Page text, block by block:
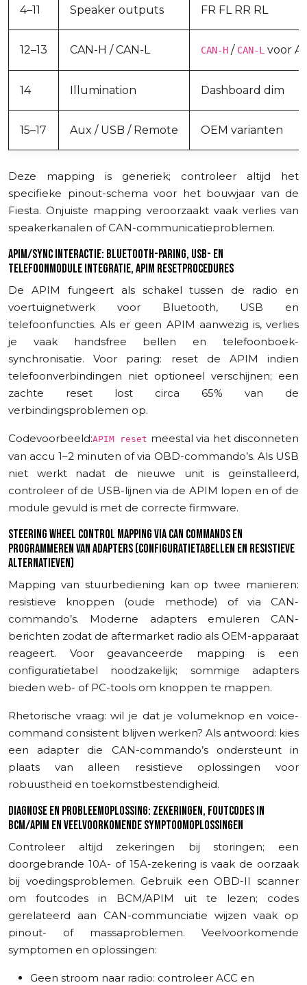
4–11 Speaker outputs FR FL RR RL
12–13 CAN-H / CAN-L CAN-H / CAN-L voor
14 Illumination Dashboard dim
15–17 Aux / USB / Remote OEM varianten
Deze mapping is generiek; controleer altijd het
specifieke pinout-schema voor het bouwjaar van de
Fiesta. Onjuiste mapping veroorzaakt vaak verlies van
speakerkanalen of CAN-communicatieproblemen.
APIM/SYNC INTERACTIE: BLUETOOTH-PARING, USB- EN
TELEFOONMODULE INTEGRATIE, APIM RESETPROCEDURES
De APIM fungeert als schakel tussen de radio en
voertuignetwerk voor Bluetooth, USB en
telefoonfuncties. Als er geen APIM aanwezig is, verlies
je vaak handsfree bellen en telefoonboek-
synchronisatie. Voor paring: reset de APIM indien
telefoonverbindingen niet optioneel verschijnen; een
zachte reset lost circa 65% van de
verbindingsproblemen op.
Codevoorbeeld:APIM reset meestal via het disconneten
van accu 1–2 minuten of via OBD-commando’s. Als USB
niet werkt nadat de nieuwe unit is geïnstalleerd,
controleer of de USB-lijnen via de APIM lopen en of de
module gevuld is met de correcte firmware.
STEERING WHEEL CONTROL MAPPING VIA CAN COMMANDS EN
PROGRAMMEREN VAN ADAPTERS (CONFIGURATIETABELLEN EN RESISTIEVE
ALTERNATIEVEN)
Mapping van stuurbediening kan op twee manieren:
resistieve knoppen (oude methode) of via CAN-
commando’s. Moderne adapters emuleren CAN-
berichten zodat de aftermarket radio als OEM-apparaat
reageert. Voor geavanceerde mapping is een
configuratietabel noodzakelijk; sommige adapters
bieden web- of PC-tools om knoppen te mappen.
Rhetorische vraag: wil je dat je volumeknop en voice-
command consistent blijven werken? Als antwoord: kies
een adapter die CAN-commando’s ondersteunt in
plaats van alleen resistieve oplossingen voor
robuustheid en toekomstbestendigheid.
DIAGNOSE EN PROBLEEMOPLOSSING: ZEKERINGEN, FOUTCODES IN
BCM/APIM EN VEELVOORKOMENDE SYMPTOOMOPLOSSINGEN
Controleer altijd zekeringen bij storingen; een
doorgebrande 10A- of 15A-zekering is vaak de oorzaak
bij voedingsproblemen. Gebruik een OBD-II scanner
om foutcodes in BCM/APIM uit te lezen; codes
gerelateerd aan CAN-communciatie wijzen vaak op
pinout- of massaproblemen. Veelvoorkomende
symptomen en oplossingen:
Geen stroom naar radio: controleer ACC en